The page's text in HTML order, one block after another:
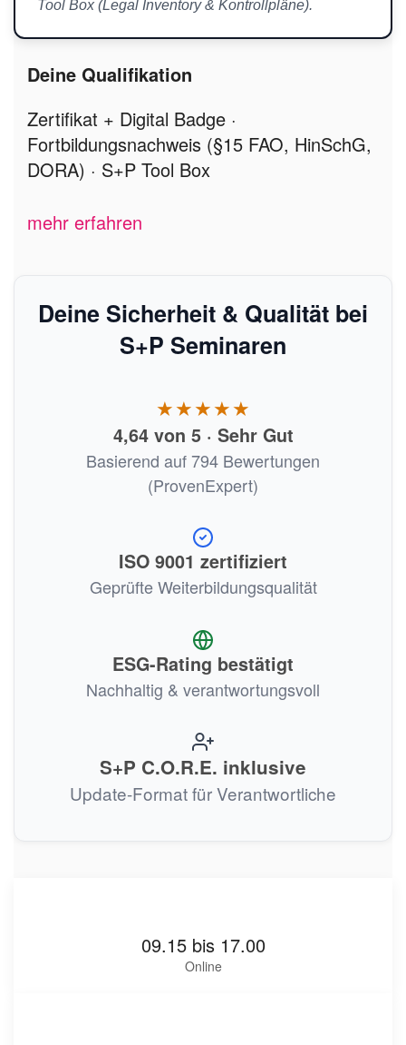
Tool Box (Legal Inventory & Kontrollpläne).
Deine Qualifikation
Zertifikat + Digital Badge ·
Fortbildungsnachweis (§15 FAO, HinSchG,
DORA) · S+P Tool Box
mehr erfahren
Deine Sicherheit & Qualität bei
S+P Seminaren
★★★★★
4,64 von 5 · Sehr Gut
Basierend auf 794 Bewertungen
(ProvenExpert)
ISO 9001 zertifiziert
Geprüfte Weiterbildungsqualität
ESG-Rating bestätigt
Nachhaltig & verantwortungsvoll
S+P C.O.R.E. inklusive
Update-Format für Verantwortliche
09.15 bis 17.00
Online